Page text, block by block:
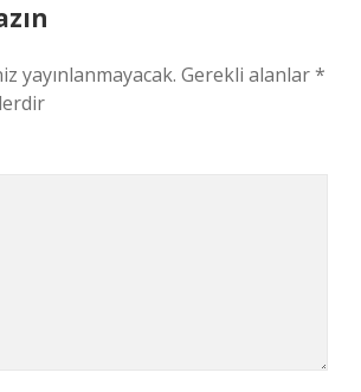
yayınlanmayacak. Gerekli alanlar*